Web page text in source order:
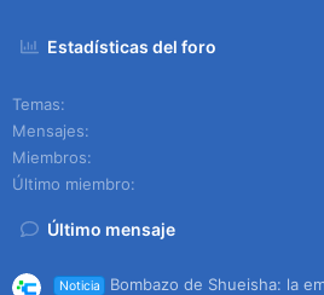
Estadísticas del foro
Temas
Mensajes
Miembros
Último miembro
Último mensaje
Noticia
Bombazo de Shueisha: la